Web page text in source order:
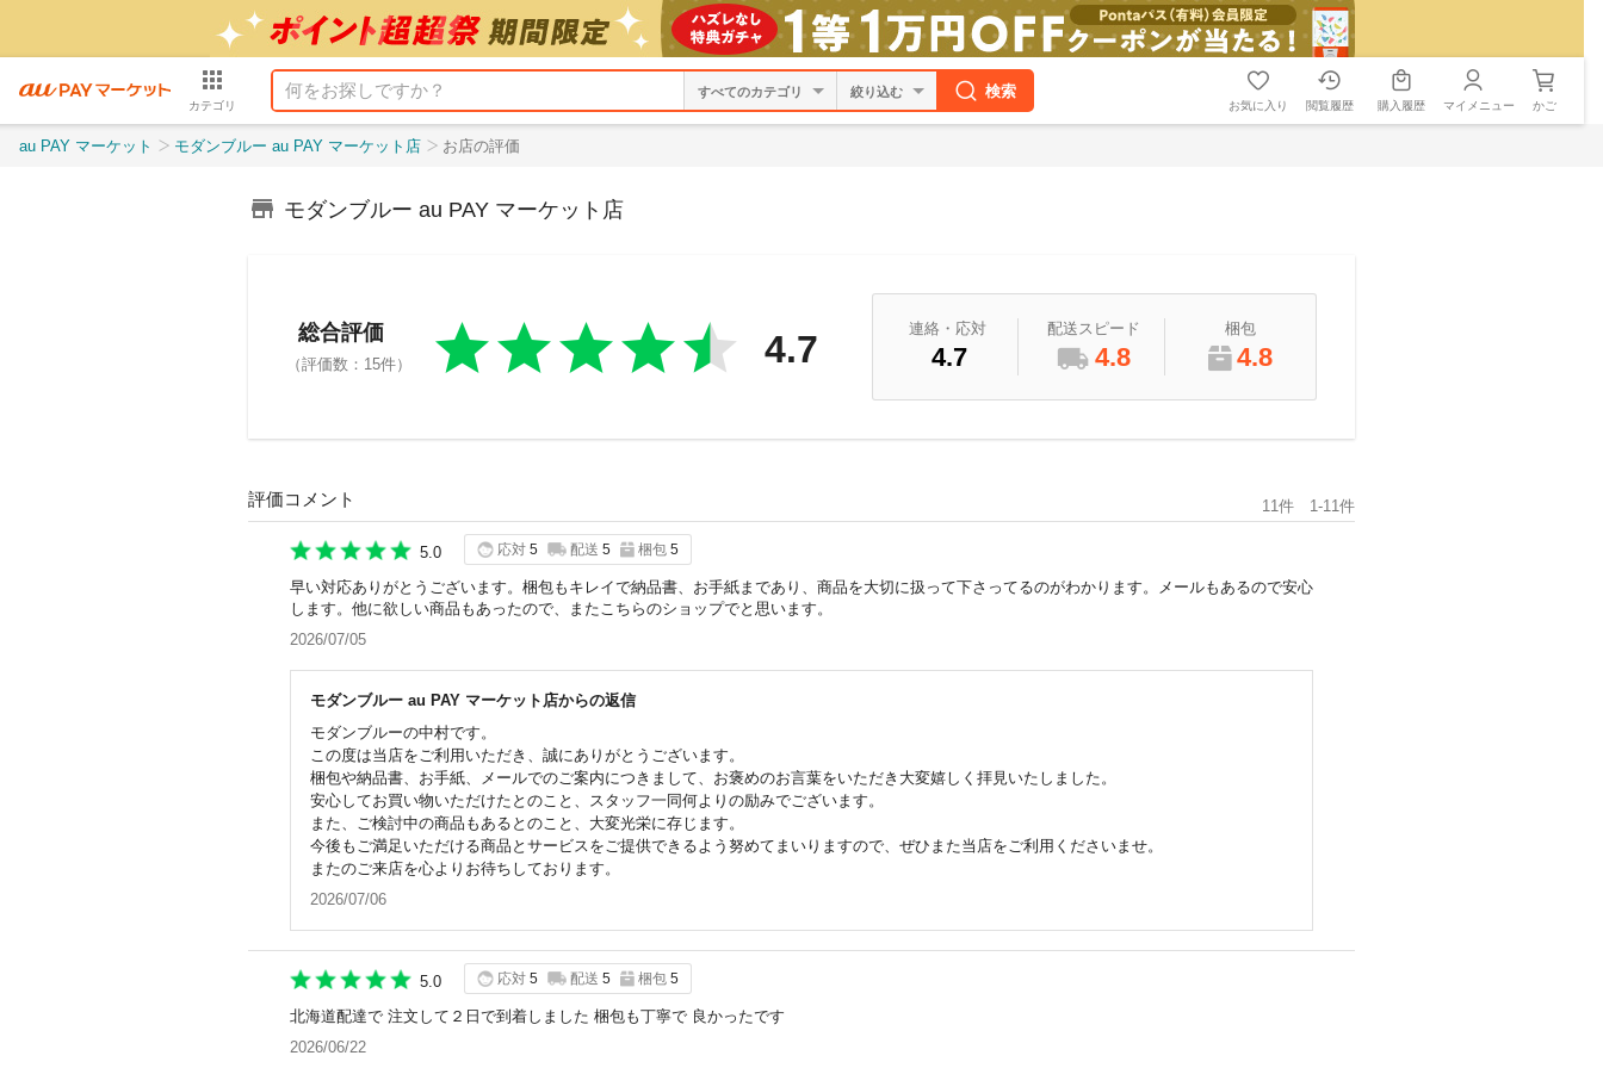
カテゴリ
絞り込む 検索
お気に入り 閲覧履歴 購入履歴 マイメニュー かご
au PAY マーケット モダンブルー au PAY マーケット店 お店の評価
モダンブルー au PAY マーケット店
総合評価
（評価数：15件） 4.7 連絡・応対
4.7
配送スピード
4.8
梱包
4.8
評価コメント 11件 1-11件
5.0 応対 5 配送 5 梱包 5
早い対応ありがとうございます。梱包もキレイで納品書、お手紙まであり、商品を大切に扱って下さってるのがわかります。メールもあるので安心
します。他に欲しい商品もあったので、またこちらのショップでと思います。
2026/07/05
モダンブルー au PAY マーケット店からの返信
モダンブルーの中村です。
この度は当店をご利用いただき、誠にありがとうございます。
梱包や納品書、お手紙、メールでのご案内につきまして、お褒めのお言葉をいただき大変嬉しく拝見いたしました。
安心してお買い物いただけたとのこと、スタッフ一同何よりの励みでございます。
また、ご検討中の商品もあるとのこと、大変光栄に存じます。
今後もご満足いただける商品とサービスをご提供できるよう努めてまいりますので、ぜひまた当店をご利用くださいませ。
またのご来店を心よりお待ちしております。
2026/07/06
5.0 応対 5 配送 5 梱包 5
北海道配達で 注文して２日で到着しました 梱包も丁寧で 良かったです
2026/06/22